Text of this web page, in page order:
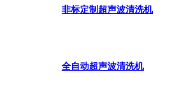
非标定制超声波清洗机
全自动超声波清洗机